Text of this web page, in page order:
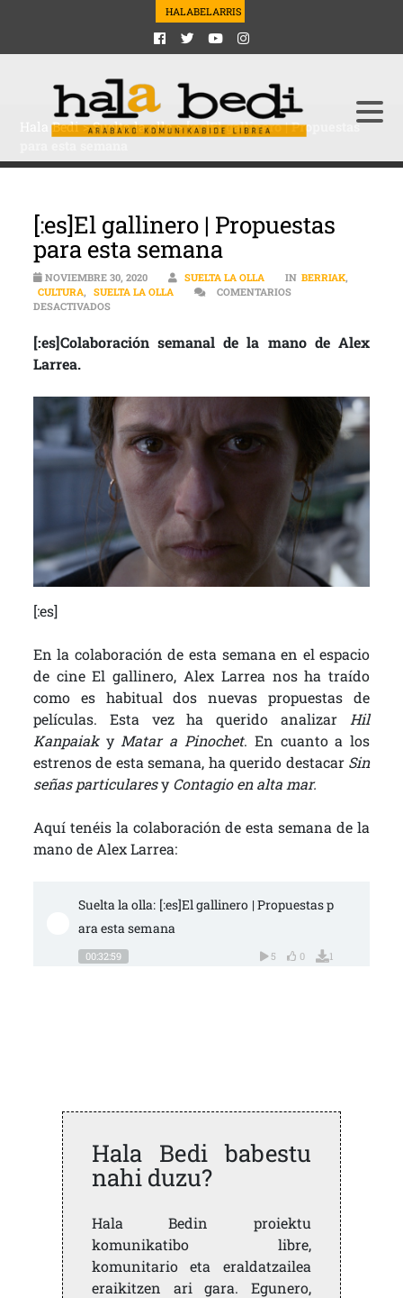
HALABELARRIS
Hala Bedi>Suelta la olla>[:es]El gallinero | Propuestas
[:es]El gallinero | Propuestas
para esta semana
NOVIEMBRE 30, 2020 SUELTA LA OLLA IN BERRIAK,
CULTURA, SUELTA LA OLLA
COMENTARIOS
DESACTIVADOSEN [:ES]EL GALLINERO | PROPUESTAS PARA ESTA SEMANA
[:es]Colaboración semanal de la mano de Alex
Larrea.
[:es]
En la colaboración de esta semana en el espacio
de cine El gallinero, Alex Larrea nos ha traído
como es habitual dos nuevas propuestas de
películas. Esta vez ha querido analizar Hil
Kanpaiaky Matar a Pinochet. En cuanto a los
estrenos de esta semana, ha querido destacar Sin
señas particularesy Contagio en alta mar.
Aquí tenéis la colaboración de esta semana de la
mano de Alex Larrea:
Suelta la olla: [:es]El gallinero | Propuestas p
ara esta semana
00:32:59 5 0 1
Hala Bedi babestu
nahi duzu?
Hala Bedin proiektu
komunikatibo libre,
komunitario eta eraldatzailea
eraikitzen ari gara. Egunero,